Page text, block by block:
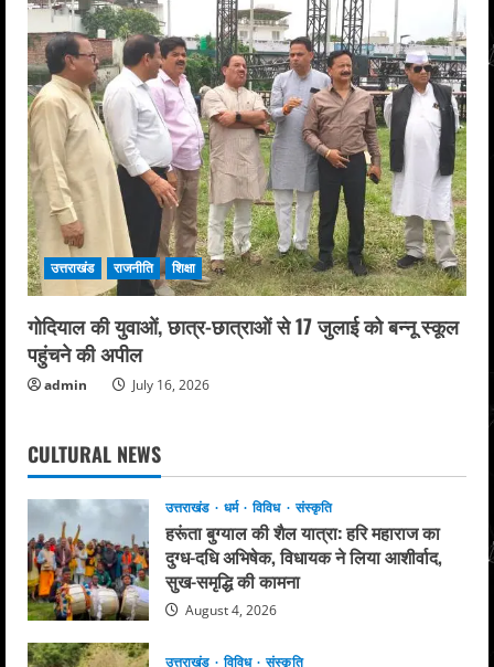
उत्तराखंड राजनीति शिक्षा
गोदियाल की युवाओं, छात्र-छात्राओं से 17 जुलाई को बन्नू स्कूल
पहुंचने की अपील
admin July 16, 2026
CULTURAL NEWS
उत्तराखंड धर्म विविध संस्कृति
हरूंता बुग्याल की शैल यात्रा: हरि महाराज का
दुग्ध-दधि अभिषेक, विधायक ने लिया आशीर्वाद,
सुख-समृद्धि की कामना
August 4, 2026
उत्तराखंड विविध संस्कृति